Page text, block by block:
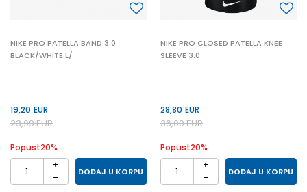
NIKE PRO PATELLA BAND 3.0
BLACK/WHITE L/
19,20 EUR
23,99EUR
Popust20%
DODAJ U KORPU
NIKE PRO CLOSED PATELLA KNEE
SLEEVE 3.0
28,80 EUR
36,00EUR
Popust20%
DODAJ U KORPU